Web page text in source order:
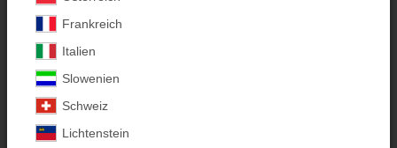
Einzelstücke!
Laubgitter, Blechaufbauten &
mehr für Ihren Anhänger
In unserem Abverkauf finden Sie hochwertige
AufsätzealsEinzelstücke
Frankreich
Italien
Slowenien
Schweiz
Lichtenstein